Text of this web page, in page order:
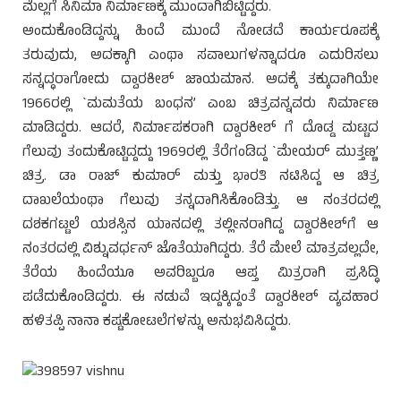
ಮೆಲ್ಲಗೆ ಸಿನಿಮಾ ನಿರ್ಮಾಣಕ್ಕೆ ಮುಂದಾಗಿಬಿಟ್ಟಿದ್ದರು.
ಅಂದುಕೊಂಡಿದ್ದನ್ನು ಹಿಂದೆ ಮುಂದೆ ನೋಡದೆ ಕಾರ್ಯರೂಪಕ್ಕೆ
ತರುವುದು, ಅದಕ್ಕಾಗಿ ಎಂಥಾ ಸವಾಲುಗಳನ್ನಾದರೂ ಎದುರಿಸಲು
ಸನ್ನದ್ಧರಾಗೋದು ದ್ವಾರಕೀಶ್ ಜಾಯಮಾನ. ಅದಕ್ಕೆ ತಕ್ಕುದಾಗಿಯೇ
1966ರಲ್ಲಿ `ಮಮತೆಯ ಬಂಧನ’ ಎಂಬ ಚಿತ್ರವನ್ನವರು ನಿರ್ಮಾಣ
ಮಾಡಿದ್ದರು. ಆದರೆ, ನಿರ್ಮಾಪಕರಾಗಿ ದ್ವಾರಕೀಶ್ ಗೆ ದೊಡ್ಡ ಮಟ್ಟದ
ಗೆಲುವು ತಂದುಕೊಟ್ಟಿದ್ದದ್ದು 1969ರಲ್ಲಿ ತೆರೆಗಂಡಿದ್ದ `ಮೇಯರ್ ಮುತ್ತಣ್ಣ’
ಚಿತ್ರ. ಡಾ ರಾಜ್ ಕುಮಾರ್ ಮತ್ತು ಭಾರತಿ ನಟಿಸಿದ್ದ ಆ ಚಿತ್ರ
ದಾಖಲೆಯಂಥಾ ಗೆಲುವು ತನ್ನದಾಗಿಸಿಕೊಂಡಿತ್ತು. ಆ ನಂತರದಲ್ಲಿ
ದಶಕಗಟ್ಟಲೆ ಯಶಸ್ಸಿನ ಯಾನದಲ್ಲಿ ತಲ್ಲೀನರಾಗಿದ್ದ ದ್ವಾರಕೀಶ್‍ಗೆ ಆ
ನಂತರದಲ್ಲಿ ವಿಶ್ನುವರ್ಧನ್ ಜೊತೆಯಾಗಿದ್ದರು. ತೆರೆ ಮೇಲೆ ಮಾತ್ರವಲ್ಲದೇ,
ತೆರೆಯ ಹಿಂದೆಯೂ ಅವರಿಬ್ಬರೂ ಆಪ್ತ ಮಿತ್ರರಾಗಿ ಪ್ರಸಿದ್ಧಿ
ಪಡೆದುಕೊಂಡಿದ್ದರು. ಈ ನಡುವೆ ಇದ್ದಕ್ಕಿದ್ದಂತೆ ದ್ವಾರಕೀಶ್ ವ್ಯವಹಾರ
ಹಳಿತಪ್ಪಿ ನಾನಾ ಕಷ್ಟಕೋಟಲೆಗಳನ್ನು ಅನುಭವಿಸಿದ್ದರು.